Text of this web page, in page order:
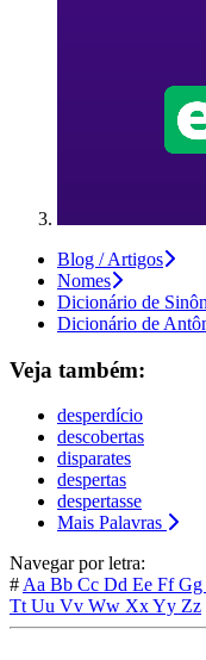
Blog / Artigos
Nomes
Dicionário de
Dicionário de
Veja também:
desperdício
descobertas
disparates
despertas
despertasse
Mais Palavras
Navegar por letra:
#Aa Bb Cc Dd Ee FfGg
TtUu Vv Ww XxYy Zz